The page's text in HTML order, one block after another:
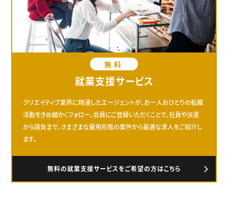
無料
就業支援サービス
クリエイティブ業界に精通したエージェントが、お一人おひとりの転職
活動をきめ細かくフォロー。会員にご登録いただくことで、社員や派遣
から請負まで、さまざまな雇用形態の案件から最適な求人をご紹介し
ます。
無料の就業支援サービスをご希望の方はこちら